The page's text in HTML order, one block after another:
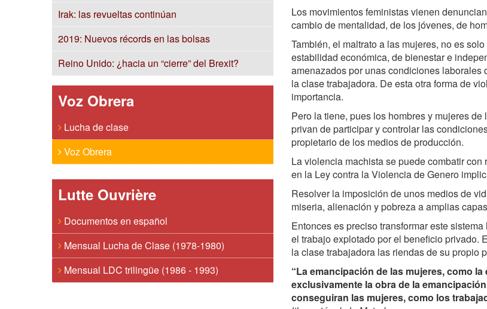
Irak: las revueltas continúan
2019: Nuevos récords en las bolsas
Reino Unido: ¿hacia un “cierre” del Brexit?
Voz Obrera
Lucha de clase
Voz Obrera
Lutte Ouvrière
Documentos en español
Mensual Lucha de Clase (1978-1980)
Mensual LDC trilingüe (1986 - 1993)
Los movimientos feministas vienen
cambio de mentalidad, de los jóvenes, de
También, el maltrato a las mujeres, no es
estabilidad económica, de bienestar e
amenazados por unas condiciones
la clase trabajadora. De esta otra forma de
importancia.
Pero la tiene, pues los hombres y mujeres
privan de participar y controlar las
propietario de los medios de producción.
La violencia machista se puede combatir
en la Ley contra la Violencia de Genero
Resolver la imposición de unos medios de
miseria, alienación y pobreza a amplias
Entonces es preciso transformar este
el trabajo explotado por el beneficio privado.
la clase trabajadora las riendas de su propio
“La emancipación de las mujeres, como
exclusivamente la obra de la
conseguiran las mujeres, como los